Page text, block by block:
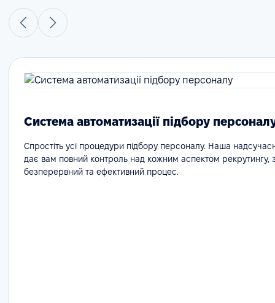
Система автоматизації підбору
Спростіть усі процедури підбору персоналу. Наша
дає вам повний контроль над кожним аспектом рекрутингу,
безперервний та ефективний процес.